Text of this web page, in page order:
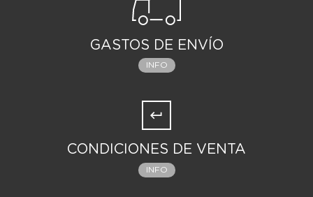
GASTOS DE ENVÍO
INFO
CONDICIONES DE VENTA
INFO